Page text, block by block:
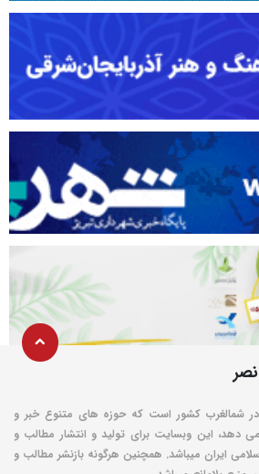
در شمالغرب کشور است که حوزه های متنوع خبر و
دهد، این وبسایت برای تولید و انتشار مطالب و
ایران میباشد. همچنین هرگونه بازنشر مطالب و